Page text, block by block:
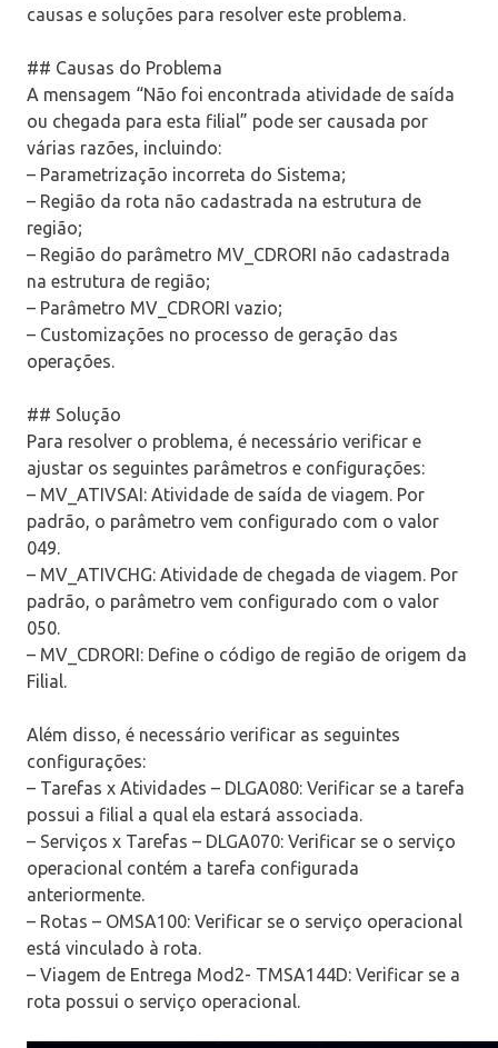
causas e soluções para resolver este problema.
## Causas do Problema
A mensagem “Não foi encontrada atividade de saída
ou chegada para esta filial” pode ser causada por
várias razões, incluindo:
– Parametrização incorreta do Sistema;
– Região da rota não cadastrada na estrutura de
região;
– Região do parâmetro MV_CDRORI não cadastrada
na estrutura de região;
– Parâmetro MV_CDRORI vazio;
– Customizações no processo de geração das
operações.
## Solução
Para resolver o problema, é necessário verificar e
ajustar os seguintes parâmetros e configurações:
– MV_ATIVSAI: Atividade de saída de viagem. Por
padrão, o parâmetro vem configurado com o valor
049.
– MV_ATIVCHG: Atividade de chegada de viagem. Por
padrão, o parâmetro vem configurado com o valor
050.
– MV_CDRORI: Define o código de região de origem da
Filial.
Além disso, é necessário verificar as seguintes
configurações:
– Tarefas x Atividades – DLGA080: Verificar se a tarefa
possui a filial a qual ela estará associada.
– Serviços x Tarefas – DLGA070: Verificar se o serviço
operacional contém a tarefa configurada
anteriormente.
– Rotas – OMSA100: Verificar se o serviço operacional
está vinculado à rota.
– Viagem de Entrega Mod2- TMSA144D: Verificar se a
rota possui o serviço operacional.